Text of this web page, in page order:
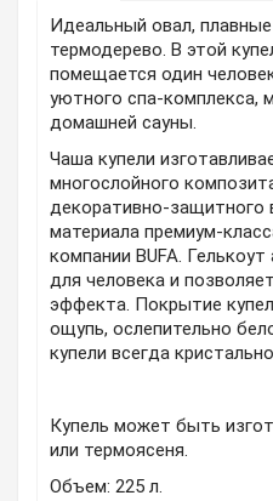
Идеальный овал,
термодерево. В этой
помещается один
уютного спа-комплекса,
домашней сауны.
Чаша купели
многослойного
декоративно-защитного
материала премиум-
компании BUFA.
для человека и
эффекта. Покрытие
ощупь, ослепительно
купели всегда
Купель может быть
или термоясеня.
Объем: 225 л.